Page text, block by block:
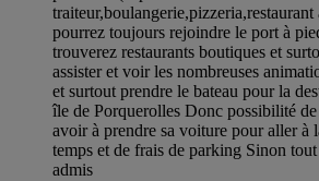
pourrez toujours rejoindre le port à
trouverez restaurants boutiques et
assister et voir les nombreuses
et surtout prendre le bateau pour la
île de Porquerolles Donc possibilité de
avoir à prendre sa voiture pour aller à
temps et de frais de parking Sinon
admis